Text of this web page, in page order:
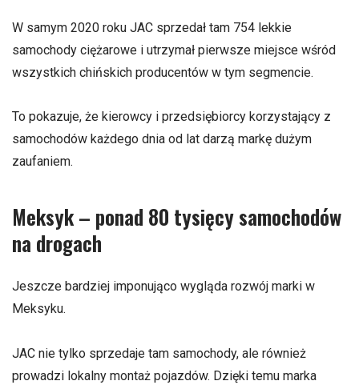
W samym 2020 roku JAC sprzedał tam 754 lekkie
samochody ciężarowe i utrzymał pierwsze miejsce wśród
wszystkich chińskich producentów w tym segmencie.
To pokazuje, że kierowcy i przedsiębiorcy korzystający z
samochodów każdego dnia od lat darzą markę dużym
zaufaniem.
Meksyk – ponad 80 tysięcy samochodów
na drogach
Jeszcze bardziej imponująco wygląda rozwój marki w
Meksyku.
JAC nie tylko sprzedaje tam samochody, ale również
prowadzi lokalny montaż pojazdów. Dzięki temu marka